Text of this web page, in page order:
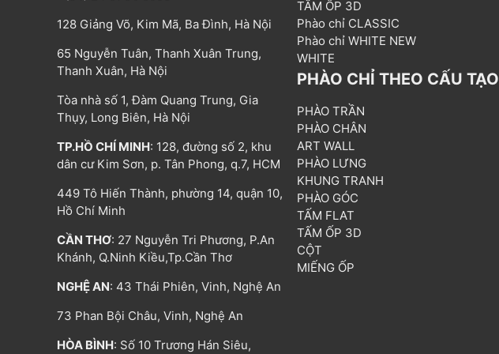
128 Giảng Võ, Kim Mã, Ba Đình, Hà Nội
65 Nguyễn Tuân, Thanh Xuân Trung,
Thanh Xuân, Hà Nội
Tòa nhà số 1, Đàm Quang Trung, Gia
Thụy, Long Biên, Hà Nội
TP.HỒ CHÍ MINH: 128, đường số 2, khu
dân cư Kim Sơn, p. Tân Phong, q.7, HCM
449 Tô Hiến Thành, phường 14, quận 10,
Hồ Chí Minh
CẦN THƠ: 27 Nguyễn Tri Phương, P.An
Khánh, Q.Ninh Kiều,Tp.Cần Thơ
NGHỆ AN: 43 Thái Phiên, Vinh, Nghệ An
73 Phan Bội Châu, Vinh, Nghệ An
HÒA BÌNH: Số 10 Trương Hán Siêu,
TẤM ỐP 3D
Phào chỉ CLASSIC
Phào chỉ WHITE NEW
WHITE
PHÀO CHỈ THEO CẤU TẠO
PHÀO TRẦN
PHÀO CHÂN
ART WALL
PHÀO LƯNG
KHUNG TRANH
PHÀO GÓC
TẤM FLAT
TẤM ỐP 3D
CỘT
MIẾNG ỐP